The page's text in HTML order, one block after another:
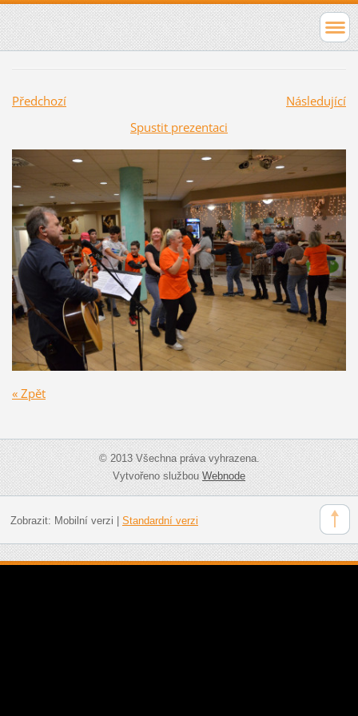
Předchozí
Následující
Spustit prezentaci
« Zpět
© 2013 Všechna práva vyhrazena.
Vytvořeno službouWebnode
Zobrazit: Mobilní verzi Standardní verzi